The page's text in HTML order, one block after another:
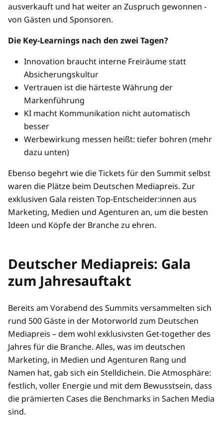
ausverkauft und hat weiter an Zuspruch gewonnen -
von Gästen und Sponsoren.
Die Key-Learnings nach den zwei Tagen?
Innovation braucht interne Freiräume statt
Absicherungskultur
Vertrauen ist die härteste Währung der
Markenführung
KI macht Kommunikation nicht automatisch
besser
Werbewirkung messen heißt: tiefer bohren (mehr
dazu unten)
Ebenso begehrt wie die Tickets für den Summit selbst
waren die Plätze beim Deutschen Mediapreis. Zur
exklusiven Gala reisten Top-Entscheider:innen aus
Marketing, Medien und Agenturen an, um die besten
Ideen und Köpfe der Branche zu ehren.
Deutscher Mediapreis: Gala
zum Jahresauftakt
Bereits am Vorabend des Summits versammelten sich
rund 500 Gäste in der Motorworld zum Deutschen
Mediapreis – dem wohl exklusivsten Get-together des
Jahres für die Branche. Alles, was im deutschen
Marketing, in Medien und Agenturen Rang und
Namen hat, gab sich ein Stelldichein. Die Atmosphäre:
festlich, voller Energie und mit dem Bewusstsein, dass
die prämierten Cases die Benchmarks in Sachen Media
sind.